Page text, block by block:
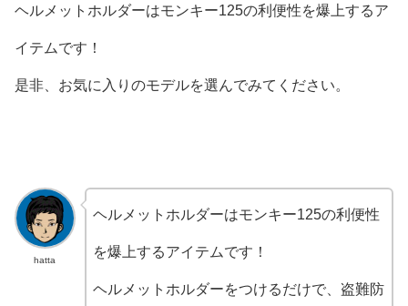
ヘルメットホルダーはモンキー125の利便性を爆上するア
イテムです！
是非、お気に入りのモデルを選んでみてください。
hatta
ヘルメットホルダーはモンキー125の利便性
を爆上するアイテムです！
ヘルメットホルダーをつけるだけで、盗難防